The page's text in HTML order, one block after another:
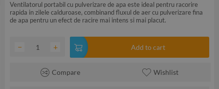
Ventilatorul portabil cu pulverizare de apa este ideal pentru racorire
rapida in zilele calduroase, combinand fluxul de aer cu pulverizare fina
de apa pentru un efect de racire mai intens si mai placut.
+
− Add to cart
Compare Wishlist